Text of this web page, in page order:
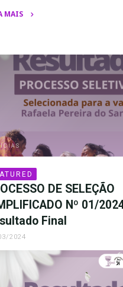
MAIS
DE SELEÇÃO
Nº 01/
Final
2024